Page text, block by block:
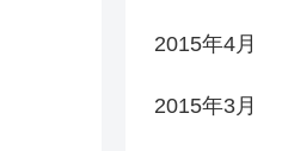
2015年4月
2015年3月